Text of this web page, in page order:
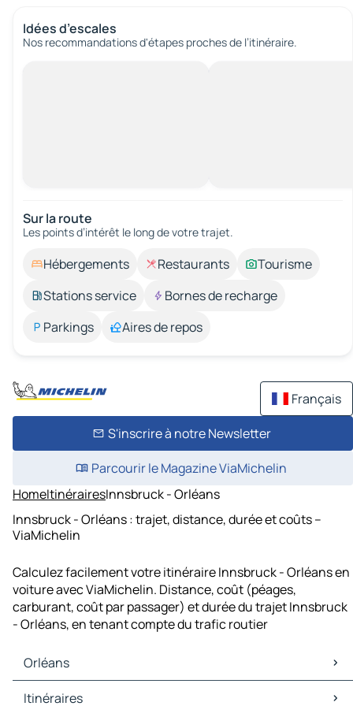
Idées d’escales
Nos recommandations d'étapes proches de l’itinéraire.
Sur la route
Les points d’intérêt le long de votre trajet.
Hébergements Restaurants
Tourisme
Stations service
Bornes de recharge
Parkings
Aires de repos
Français
S'inscrire à notre Newsletter
Parcourir le Magazine ViaMichelin
HomeItinérairesInnsbruck - Orléans
Innsbruck - Orléans : trajet, distance, durée et coûts –
ViaMichelin
Calculez facilement votre itinéraire Innsbruck - Orléans en
voiture avec ViaMichelin. Distance, coût (péages,
carburant, coût par passager) et durée du trajet Innsbruck
- Orléans, en tenant compte du trafic routier
Orléans
Orléans Cartes et plans
Itinéraires